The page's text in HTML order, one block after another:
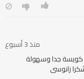
منذ 3 أسبوع
كويسة جدا وسهولة
زانوسى